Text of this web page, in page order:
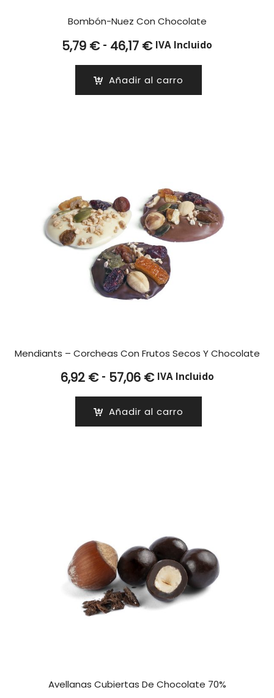
Bombón-Nuez Con Chocolate
5,79 € - 46,17 €Rango
precios:
desde
IVA Incluido
Añadir al carro
Mendiants – Corcheas Con Frutos Secos Y Chocolate
6,92 € - 57,06 €Rango
desde
IVA Incluido
Añadir al carro
Avellanas Cubiertas De Chocolate 70%